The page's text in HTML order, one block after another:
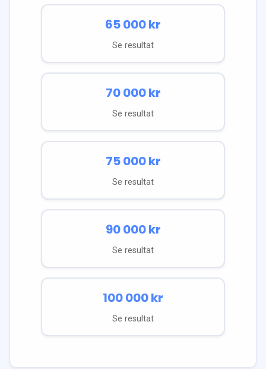
65 000kr
Se resultat
70 000kr
Se resultat
75 000kr
Se resultat
90 000kr
Se resultat
100 000kr
Se resultat